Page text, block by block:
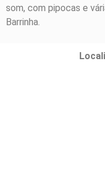
som, com pipocas e
Barrinha.